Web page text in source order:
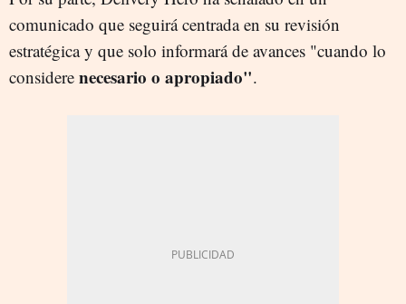
comunicado que seguirá centrada en su revisión
estratégica y que solo informará de avances "cuando lo
considere necesario o apropiado".